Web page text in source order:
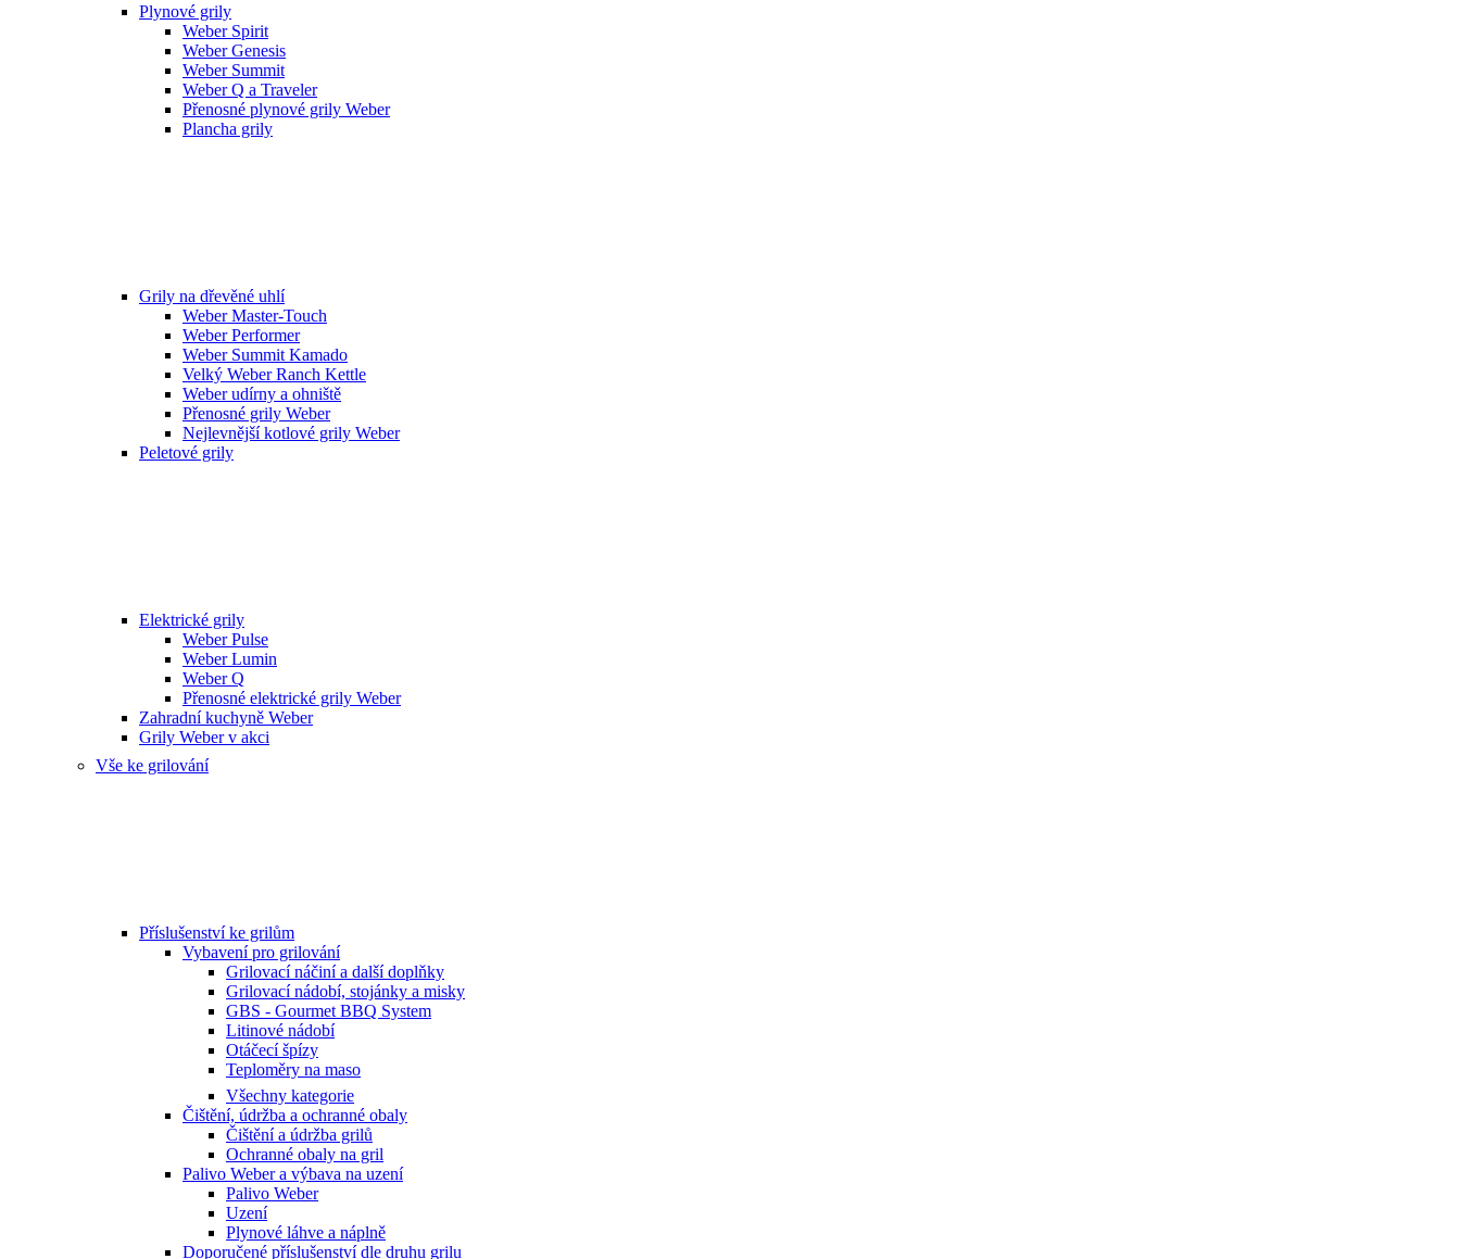
Plynové grily
Weber Spirit
Weber Genesis
Weber Summit
Weber Q a Traveler
Přenosné plynové grily Weber
Plancha grily
Grily na dřevěné uhlí
Weber Master-Touch
Weber Performer
Weber Summit Kamado
Velký Weber Ranch Kettle
Weber udírny a ohniště
Přenosné grily Weber
Nejlevnější kotlové grily Weber
Peletové grily
Elektrické grily
Weber Pulse
Weber Lumin
Weber Q
Přenosné elektrické grily Weber
Zahradní kuchyně Weber
Grily Weber v akci
Vše ke grilování
Příslušenství ke grilům
Vybavení pro grilování
Grilovací náčiní a další doplňky
Grilovací nádobí, stojánky a misky
GBS - Gourmet BBQ System
Litinové nádobí
Otáčecí špízy
Teploměry na maso
Všechny kategorie
Čištění, údržba a ochranné obaly
Čištění a údržba grilů
Ochranné obaly na gril
Palivo Weber a výbava na uzení
Palivo Weber
Uzení
Plynové láhve a náplně
Doporučené příslušenství dle druhu grilu